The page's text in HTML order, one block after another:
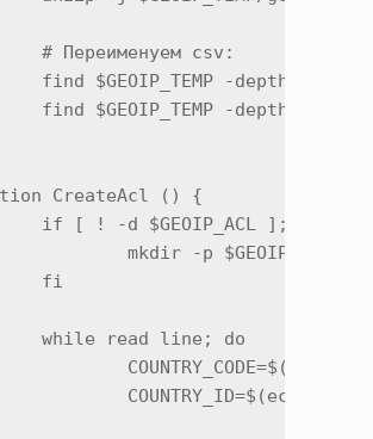
# Переименуем csv:
find $GEOIP_TEMP -depth -type
find $GEOIP_TEMP -depth -type
CreateAcl () {
if [ ! -d $GEOIP_ACL ]; then
mkdir -p $GEOIP_ACL
fi
while read line; do
COUNTRY_CODE=$(echo
COUNTRY_ID=$(echo